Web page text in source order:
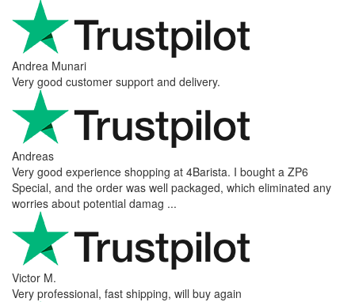
Andrea Munari
Very good customer support and delivery.
Andreas
Very good experience shopping at 4Barista. I bought a ZP6
Special, and the order was well packaged, which eliminated any
worries about potential damag ...
Victor M.
Very professional, fast shipping, will buy again